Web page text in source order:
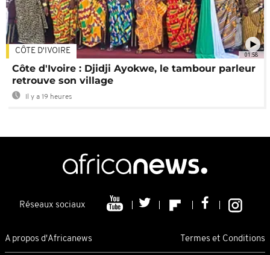
01:58
CÔTE D'IVOIRE
Côte d'Ivoire : Djidji Ayokwe, le tambour parleur
retrouve son village
Il y a 19 heures
Réseaux sociaux
A propos d'Africanews Termes et Conditions